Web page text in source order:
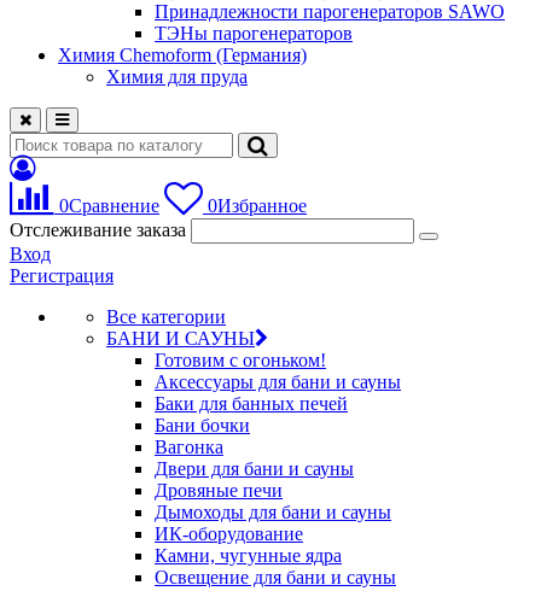
Принадлежности парогенераторов SAWO
ТЭНы парогенераторов
Химия Chemoform (Германия)
Химия для пруда
0Сравнение 0Избранное
Отслеживание заказа
Вход
Регистрация
Все категории
БАНИ И САУНЫ
Готовим с огоньком!
Аксессуары для бани и сауны
Баки для банных печей
Бани бочки
Вагонка
Двери для бани и сауны
Дровяные печи
Дымоходы для бани и сауны
ИК-оборудование
Камни, чугунные ядра
Освещение для бани и сауны